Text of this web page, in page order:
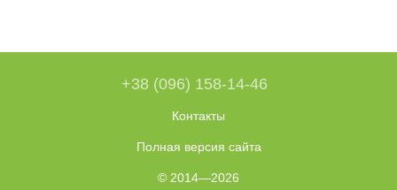
+38 (096) 158-14-46
Контакты
Полная версия сайта
© 2014—2026